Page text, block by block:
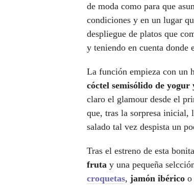
de moda como para que
condiciones y en un lugar
despliegue de platos que
y teniendo en cuenta donde
La función empieza con un
cóctel semisólido de yogur
claro el glamour desde el
que, tras la sorpresa inicial,
salado tal vez despista un
Tras el estreno de esta
fruta y una pequeña
croquetas, jamón ibérico o